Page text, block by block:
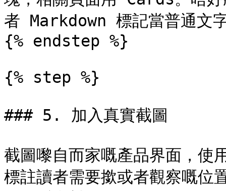
者 Markdown 標記當普通文
{% endstep %}
{% step %}
### 5. 加入真實截圖
截圖嚟自而家嘅產品界面，使
標註讀者需要撳或者觀察嘅